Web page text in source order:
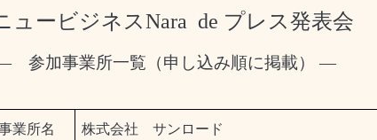
ュービジネスNara de プレス発表会
参加事業所一覧（申し込み順に掲載） —
業所名 株式会社 サンロード